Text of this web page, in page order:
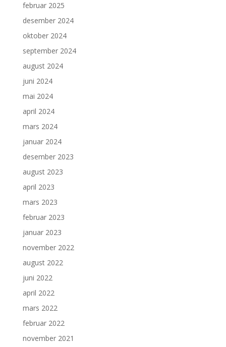
februar 2025
desember 2024
oktober 2024
september 2024
august 2024
juni 2024
mai 2024
april 2024
mars 2024
januar 2024
desember 2023
august 2023
april 2023
mars 2023
februar 2023
januar 2023
november 2022
august 2022
juni 2022
april 2022
mars 2022
februar 2022
november 2021